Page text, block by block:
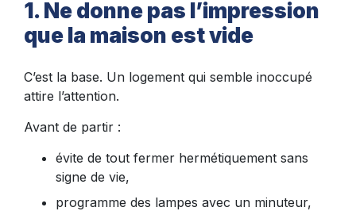
1. Ne donne pas l’impression
que la maison est vide
C’est la base. Un logement qui semble inoccupé
attire l’attention.
Avant de partir :
évite de tout fermer hermétiquement sans
signe de vie,
programme des lampes avec un minuteur,